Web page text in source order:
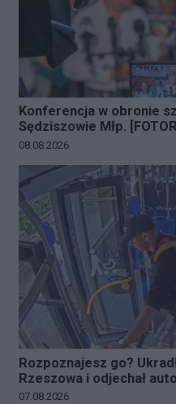
Konferencja w obronie
Sędziszowie Młp.
Data dodania galerii:
08.08.2026
Rozpoznajesz go?
Rzeszowa i odjechał
Data dodania galerii:
07.08.2026